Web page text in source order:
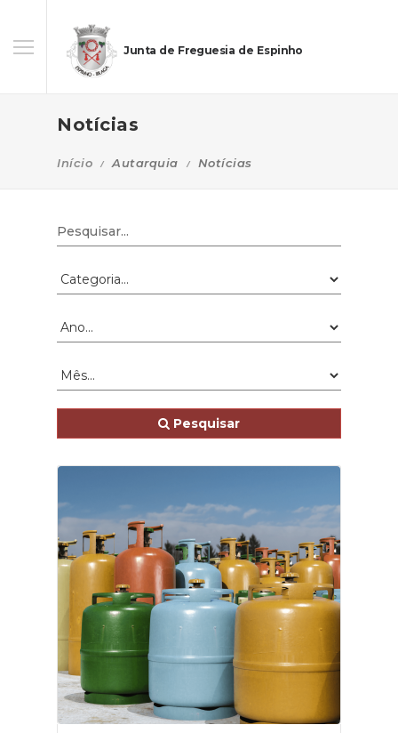
Junta de Freguesia de Espinho
Notícias
Início Autarquia Notícias
Pesquisar